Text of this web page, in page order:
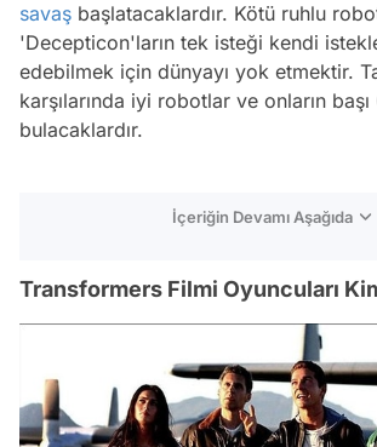
savaş başlatacaklardır. Kötü ruhlu
'Decepticon'ların tek isteği kendi
edebilmek için dünyayı yok etmektir.
karşılarında iyi robotlar ve onların
bulacaklardır.
İçeriğin Devamı Aşağıda
Transformers Filmi Oyuncuları